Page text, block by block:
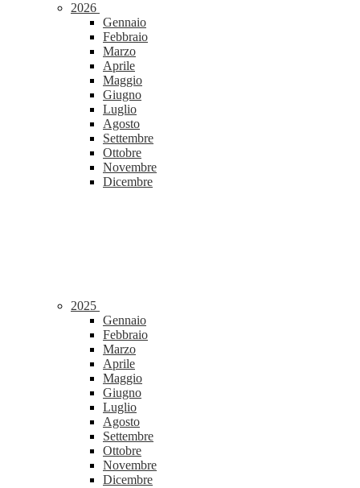
2026
Gennaio
Febbraio
Marzo
Aprile
Maggio
Giugno
Luglio
Agosto
Settembre
Ottobre
Novembre
Dicembre
2025
Gennaio
Febbraio
Marzo
Aprile
Maggio
Giugno
Luglio
Agosto
Settembre
Ottobre
Novembre
Dicembre